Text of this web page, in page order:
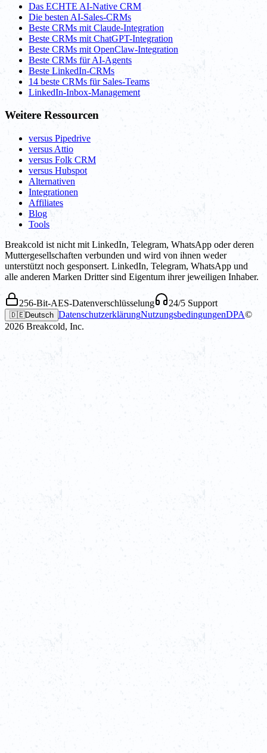
Das ECHTE AI-Native CRM
Die besten AI-Sales-CRMs
Beste CRMs mit Claude-Integration
Beste CRMs mit ChatGPT-Integration
Beste CRMs mit OpenClaw-Integration
Beste CRMs für AI-Agents
Beste LinkedIn-CRMs
14 beste CRMs für Sales-Teams
LinkedIn-Inbox-Management
Weitere Ressourcen
versus Pipedrive
versus Attio
versus Folk CRM
versus Hubspot
Alternativen
Integrationen
Affiliates
Blog
Tools
Breakcold ist nicht mit LinkedIn, Telegram, WhatsApp oder deren
Muttergesellschaften verbunden und wird von ihnen weder
unterstützt noch gesponsert. LinkedIn, Telegram, WhatsApp und
alle anderen Marken Dritter sind Eigentum ihrer jeweiligen Inhaber.
256-Bit-AES-Datenverschlüsselung 24/5 Support
🇩🇪Deutsch DatenschutzerklärungNutzungsbedingungenDPA©
2026 Breakcold, Inc.